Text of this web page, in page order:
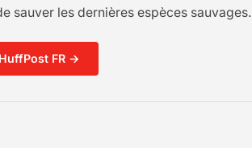
sauver les dernières espèces sauvages.
FR →